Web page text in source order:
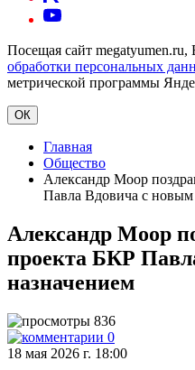
Посещая сайт megatyumen.ru,
обработки персональных
метрической программы
ОК
Главная
Общество
Александр Моор
Павла Вдовича с новым
Александр Моор
проекта БКР
назначением
836
0
18 мая 2026 г. 18:00